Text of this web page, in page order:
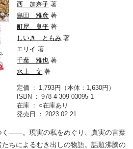
西 加奈子 著
島田 雅彦 著
町屋 良平 著
しいき ともみ 著
エリイ 著
千葉 雅也 著
水上 文 著
定価
1,793円（本体：1,630円）
ISBN
978-4-309-03095-1
在庫
○在庫あり
発売日
2023.02.21
く――。現実の私をめぐり、真実の言葉
ちによるむき出しの物語。話題沸騰の